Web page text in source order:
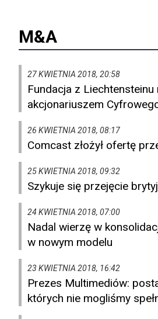
M&A
27 KWIETNIA 2018, 20:58
Fundacja z Liechtensteinu
akcjonariuszem
26 KWIETNIA 2018, 08:17
Comcast złożył ofertę
25 KWIETNIA 2018, 09:32
Szykuje się przejęcie
24 KWIETNIA 2018, 07:00
Nadal wierzę w
w nowym modelu
23 KWIETNIA 2018, 16:42
Prezes Multimediów:
których nie mogliśmy